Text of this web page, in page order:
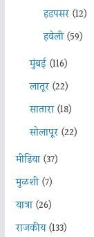
हडपसर(12)
हवेली(59)
मुंबई(116)
लातूर(22)
सातारा(18)
सोलापूर(22)
मीडिया(37)
मुळशी(7)
यात्रा(26)
राजकीय(133)